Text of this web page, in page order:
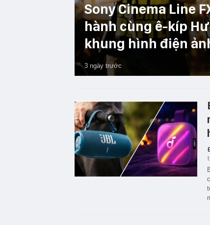
Sony Cinema Line
hành cùng ê-kíp
khung hình điện
3 ngày trước